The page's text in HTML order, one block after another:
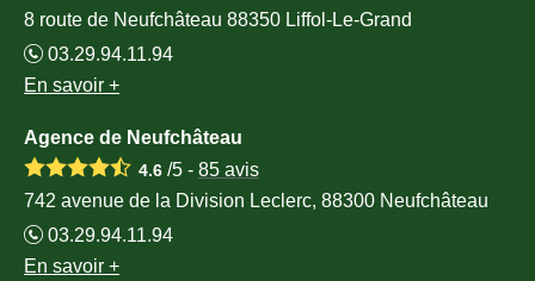
8 route de Neufchâteau 88350 Liffol-Le-Grand
03.29.94.11.94
En savoir +
Agence de Neufchâteau
4.6 /5 - 85 avis
742 avenue de la Division Leclerc, 88300 Neufchâteau
03.29.94.11.94
En savoir +